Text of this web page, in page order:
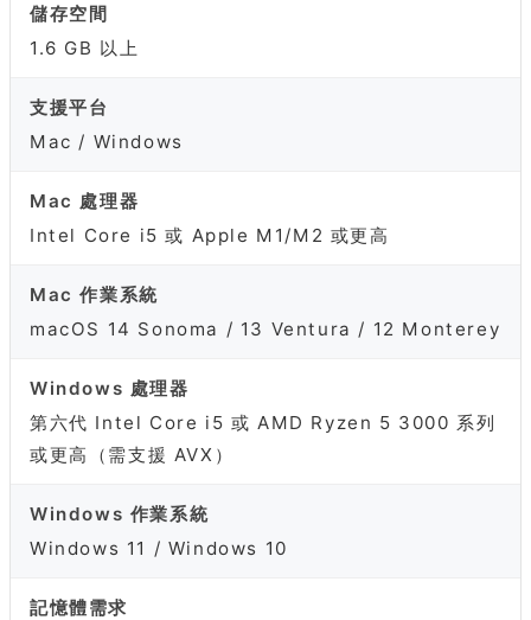
儲存空間
1.6 GB 以上
支援平台
Mac / Windows
Mac 處理器
Intel Core i5 或 Apple M1/M2 或更高
Mac 作業系統
macOS 14 Sonoma / 13 Ventura / 12 Monterey
Windows 處理器
第六代 Intel Core i5 或 AMD Ryzen 5 3000 系列
或更高（需支援 AVX）
Windows 作業系統
Windows 11 / Windows 10
記憶體需求